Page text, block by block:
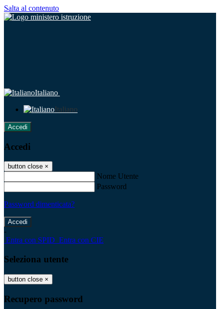
Salta al contenuto
Italiano
Italiano
Accedi
Accedi
button close ×
Nome Utente
Password
Password dimenticata?
-
Entra con SPID Entra con CIE
Seleziona utente
button close ×
Recupero password